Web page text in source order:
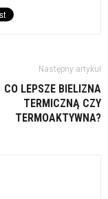
Następny artykuł
CO LEPSZE BIELIZNA
TERMICZNĄ CZY
TERMOAKTYWNA?